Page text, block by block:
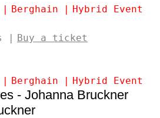
Berghain Hybrid Event
Buy a ticket
Berghain Hybrid Event
- Johanna Bruckner